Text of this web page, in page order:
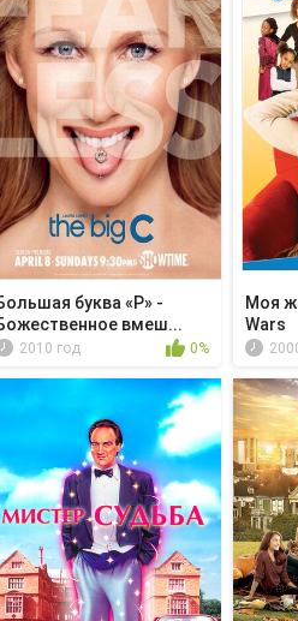
буква «Р» -
вмеш...
2010 год 0%
Моя
Wars